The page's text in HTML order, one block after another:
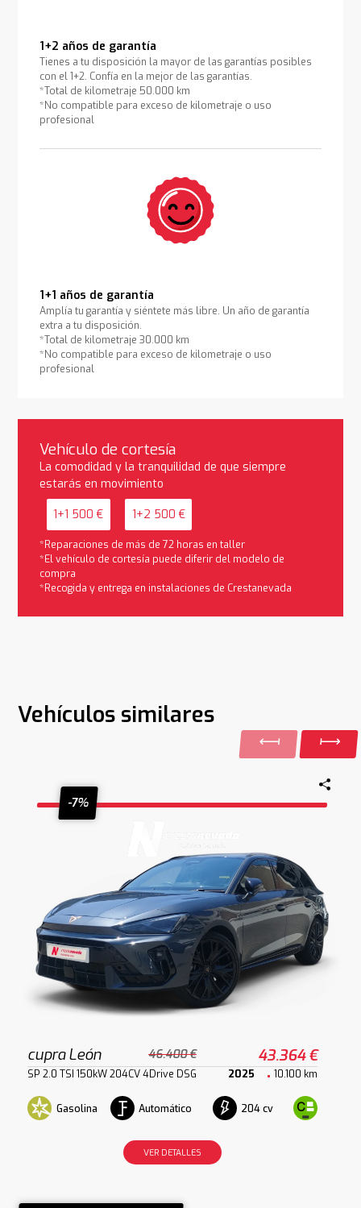
1+2 años de garantía
Tienes a tu disposición la mayor de las garantías posibles
con el 1+2. Confía en la mejor de las garantías.
*Total de kilometraje 50.000 km
*No compatible para exceso de kilometraje o uso
profesional
1+1 años de garantía
Amplía tu garantía y siéntete más libre. Un año de garantía
extra a tu disposición.
*Total de kilometraje 30.000 km
*No compatible para exceso de kilometraje o uso
profesional
Vehículo de cortesía
La comodidad y la tranquilidad de que siempre
estarás en movimiento
1+1 500 € 1+2 500 €
*Reparaciones de más de 72 horas en taller
*El vehículo de cortesía puede diferir del modelo de
compra
*Recogida y entrega en instalaciones de Crestanevada
Vehículos similares
-7%
cupra León 46.400 € 43.364 €
SP 2.0 TSI 150kW 204CV 4Drive DSG 2025 10.100 km
Gasolina Automático 204 cv
VER DETALLES